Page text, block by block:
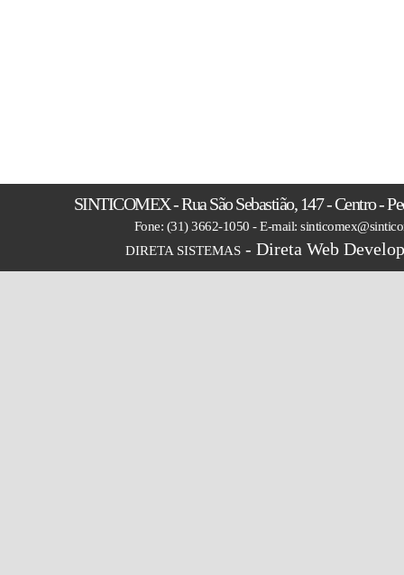
SINTICOMEX - Rua São Sebastião, 147 - Centro -
Fone: (31) 3662-1050 - E-mail:
DIRETA SISTEMAS- Direta Web